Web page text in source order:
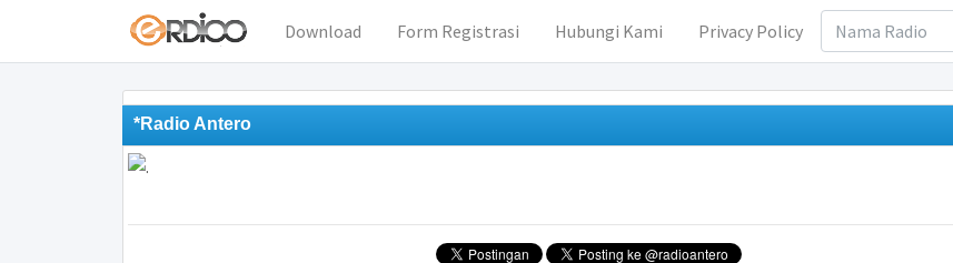
Download Form Registrasi Hubungi Kami Privacy Policy
*Radio Antero